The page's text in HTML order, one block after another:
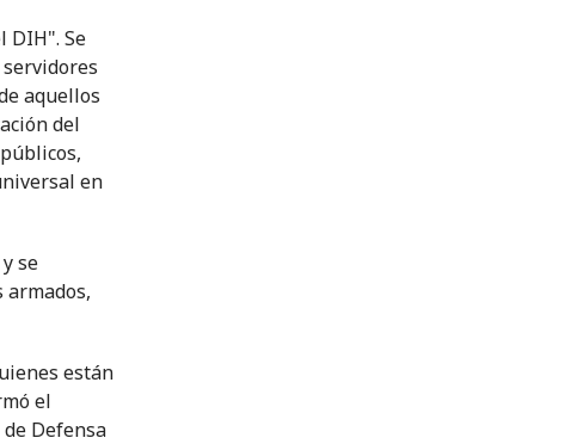
DIH". Se
aquellos
del
en
se
armados,
están
el
Defensa